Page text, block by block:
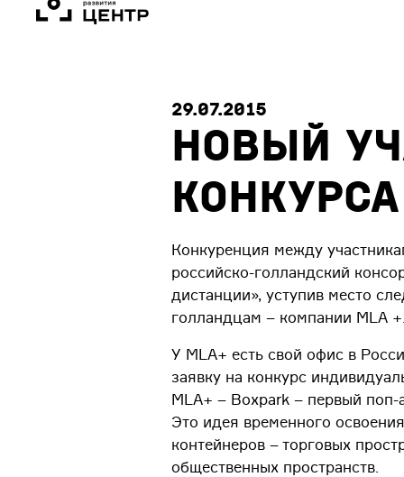
29.07.2015
Новый
Конкуренция между
российско-голландский
дистанции», уступив место
голландцам – компании MLA
У MLA+ есть свой офис в
заявку на конкурс
MLA+ – Boxpark – первый
Это идея временного
контейнеров – торговых
общественных пространств.